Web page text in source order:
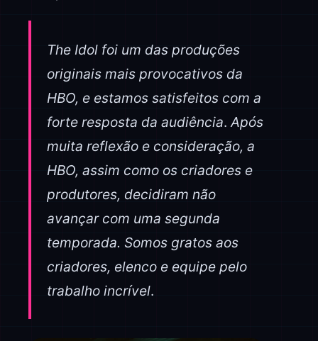
The Idol foi um das produções
originais mais provocativos da
HBO, e estamos satisfeitos com a
forte resposta da audiência. Após
muita reflexão e consideração, a
HBO, assim como os criadores e
produtores, decidiram não
avançar com uma segunda
temporada. Somos gratos aos
criadores, elenco e equipe pelo
trabalho incrível.